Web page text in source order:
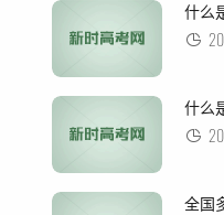
什么
什么
全国